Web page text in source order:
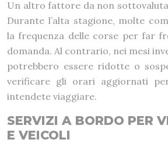
Un altro fattore da non
Durante l’alta stagione, molte
la frequenza delle corse per far
domanda. Al contrario, nei mesi
potrebbero essere ridotte o
verificare gli orari aggiornati
intendete viaggiare.
SERVIZI A BORDO PER
E VEICOLI